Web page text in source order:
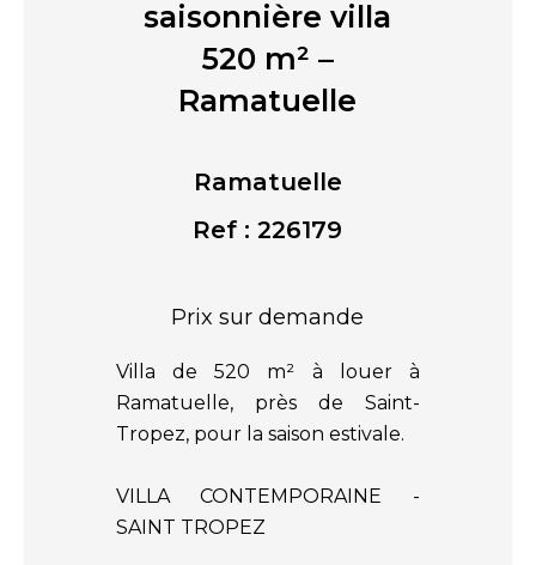
saisonnière villa
520 m² –
Ramatuelle
Ramatuelle
Ref : 226179
Prix sur demande
Villa de 520 m² à louer à
Ramatuelle, près de Saint-
Tropez, pour la saison estivale.
VILLA CONTEMPORAINE -
SAINT TROPEZ